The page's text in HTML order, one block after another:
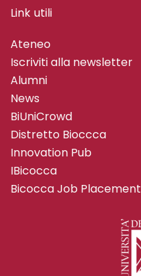
Link utili
Ateneo
Iscriviti alla newsletter
Alumni
News
BiUniCrowd
Distretto Bioccca
Innovation Pub
IBicocca
Bicocca Job Placement